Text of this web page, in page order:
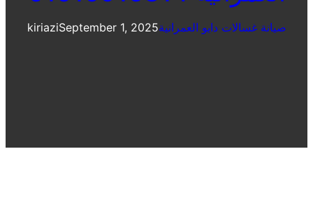
kiriaziSeptember 1, 2025صيانة غسالات دايو العمرانية